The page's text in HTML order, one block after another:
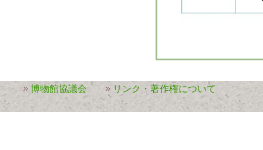
博物館協議会 リンク・著作権について